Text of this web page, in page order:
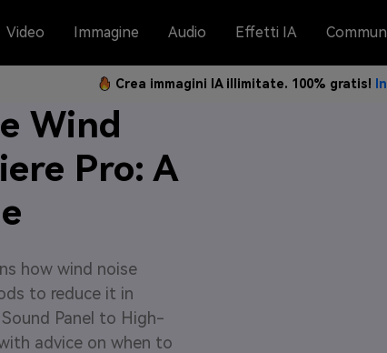
Video Immagine Audio Effetti IA
Crea immagini IA illimitate. 100% gratis!
Wind
Pro: A
how wind noise
to reduce it in
Panel to High-
advice on when to